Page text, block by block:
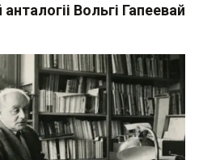
Вольгі Гапеевай